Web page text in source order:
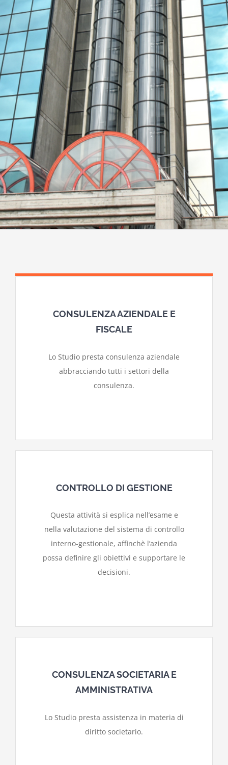
CONSULENZA AZIENDALE E
FISCALE
Lo Studio presta consulenza aziendale
abbracciando tutti i settori della
consulenza.
CONTROLLO DI GESTIONE
Questa attività si esplica nell’esame e
nella valutazione del sistema di controllo
interno-gestionale, affinchè l’azienda
possa definire gli obiettivi e supportare le
decisioni.
CONSULENZA SOCIETARIA E
AMMINISTRATIVA
Lo Studio presta assistenza in materia di
diritto societario.